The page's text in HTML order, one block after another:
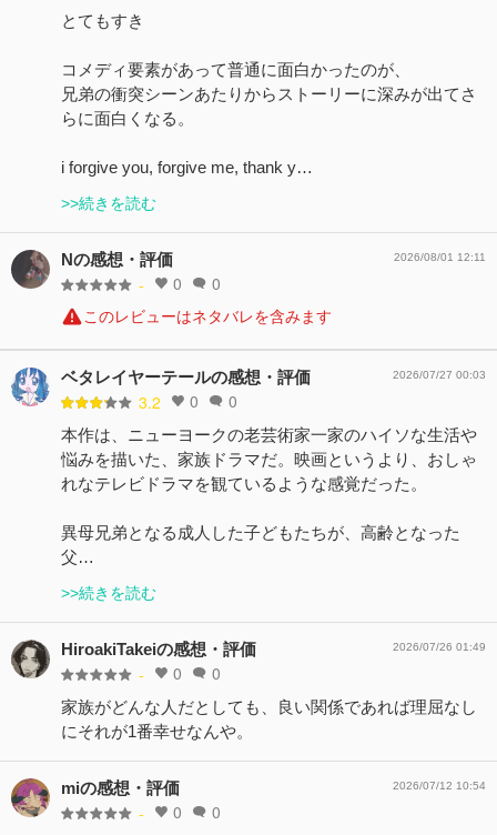
とてもすき
コメディ要素があって普通に面白かったのが、
兄弟の衝突シーンあたりからストーリーに深みが出てさ
らに面白くなる。
i forgive you, forgive me, thank y…
>>続きを読む
Nの感想・評価
- 0 0
2026/08/01 12:11
このレビューはネタバレを含みます
ベタレイヤーテールの感想・評価
3.2 0 0
2026/07/27 00:03
本作は、ニューヨークの老芸術家一家のハイソな生活や
悩みを描いた、家族ドラマだ。映画というより、おしゃ
れなテレビドラマを観ているような感覚だった。
異母兄弟となる成人した子どもたちが、高齢となった
父…
>>続きを読む
HiroakiTakeiの感想・評価
- 0 0
2026/07/26 01:49
家族がどんな人だとしても、良い関係であれば理屈なし
にそれが1番幸せなんや。
miの感想・評価
- 0 0
2026/07/12 10:54